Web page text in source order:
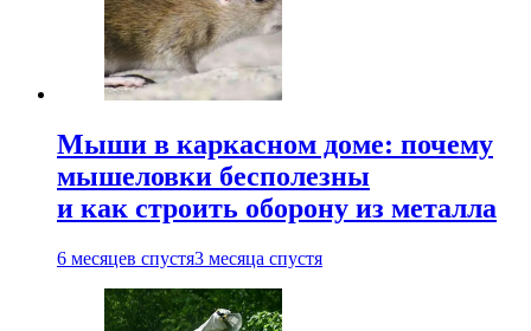
Мыши в каркасном доме: почему
мышеловки бесполезны
и как строить оборону из металла
6 месяцев спустя3 месяца спустя